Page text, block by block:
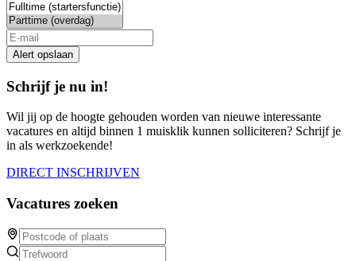
Alert opslaan
Schrijf je nu in!
Wil jij op de hoogte gehouden worden van nieuwe interessante
vacatures en altijd binnen 1 muisklik kunnen solliciteren? Schrijf je
in als werkzoekende!
DIRECT INSCHRIJVEN
Vacatures zoeken